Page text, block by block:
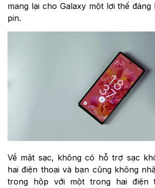
mang lại cho Galaxy một lợi thế
pin.
Về mặt sạc, không có hỗ trợ sạc
hai điện thoại và bạn cũng không
trong hộp với một trong hai điện